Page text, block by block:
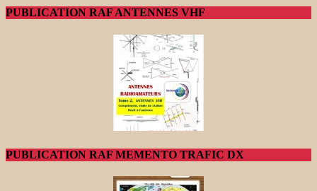
PUBLICATION RAF ANTENNES VHF
PUBLICATION RAF MEMENTO TRAFIC DX